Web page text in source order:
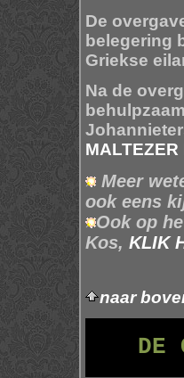
De
belegering
Griekse
Na de
MALTEZER
Meer
ook eens
Ook op
Kos, KLIK
naar
DE